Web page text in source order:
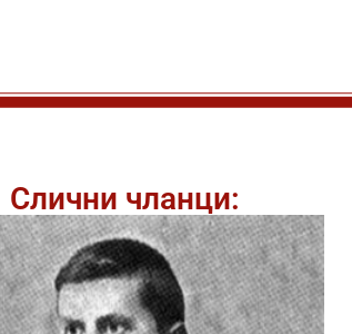
Слични чланци: